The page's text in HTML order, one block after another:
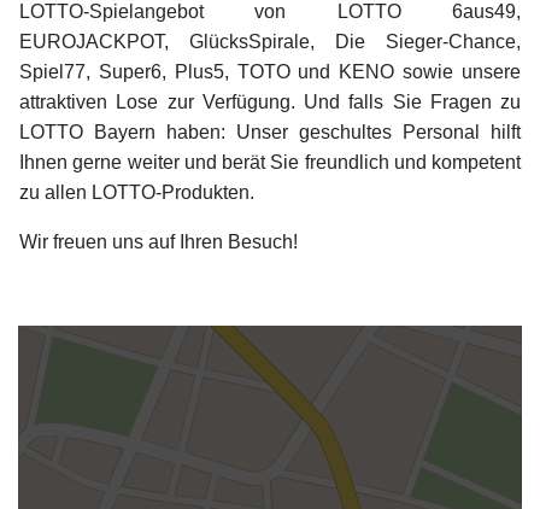
LOTTO-Spielangebot von LOTTO 6aus49,
EUROJACKPOT, GlücksSpirale, Die Sieger-Chance,
Spiel77, Super6, Plus5, TOTO und KENO sowie unsere
attraktiven Lose zur Verfügung. Und falls Sie Fragen zu
LOTTO Bayern haben: Unser geschultes Personal hilft
Ihnen gerne weiter und berät Sie freundlich und kompetent
zu allen LOTTO-Produkten.
Wir freuen uns auf Ihren Besuch!